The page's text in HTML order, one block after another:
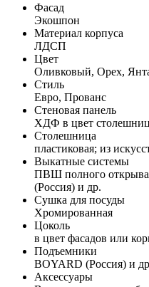
Фасад
Экошпон
Материал корпуса
ЛДСП
Цвет
Оливковый, Орех,
Стиль
Евро, Прованс
Стеновая панель
ХДФ в цвет
Столешница
пластиковая; из
Выкатные системы
ПВШ полного
(Россия) и др.
Сушка для посуды
Хромированная
Цоколь
в цвет фасадов или
Подъемники
BOYARD (Россия) и
Аксессуары